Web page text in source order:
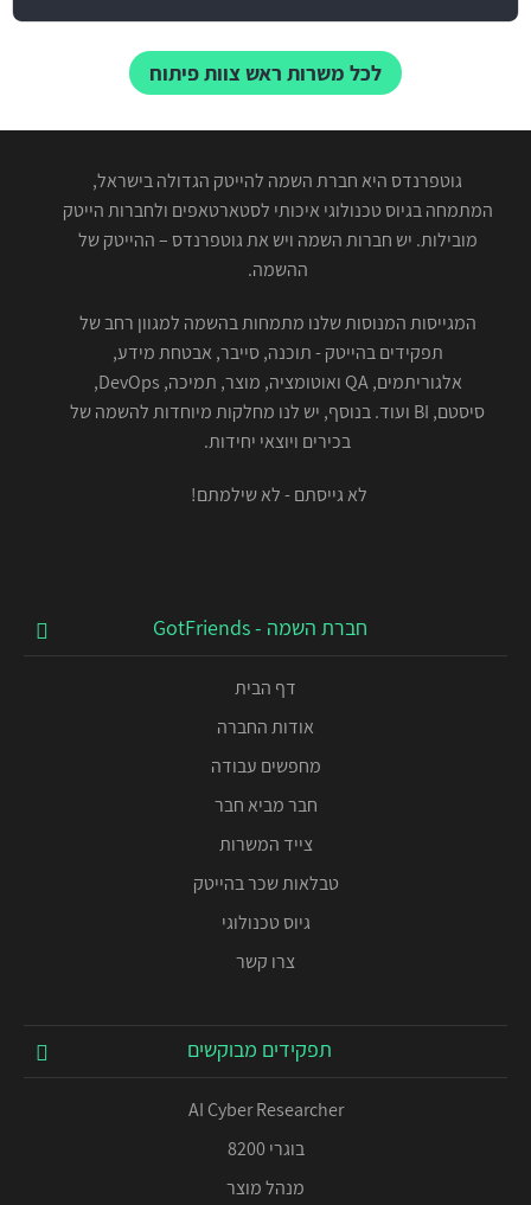
לכל משרות ראש צוות פיתוח
גוטפרנדס היא חברת השמה להייטק הגדולה בישראל,
המתמחה בגיוס טכנולוגי איכותי לסטארטאפים ולחברות הייטק
מובילות. יש חברות השמה ויש את גוטפרנדס – ההייטק של
ההשמה.
המגייסות המנוסות שלנו מתמחות בהשמה למגוון רחב של
תפקידים בהייטק - תוכנה, סייבר, אבטחת מידע,
אלגוריתמים, QA ואוטומציה, מוצר, תמיכה, DevOps,
סיסטם, BI ועוד. בנוסף, יש לנו מחלקות מיוחדות להשמה של
בכירים ויוצאי יחידות.
לא גייסתם - לא שילמתם!
חברת השמה - GotFriends
דף הבית
אודות החברה
מחפשים עבודה
חבר מביא חבר
צייד המשרות
טבלאות שכר בהייטק
גיוס טכנולוגי
צרו קשר
תפקידים מבוקשים
AI Cyber Researcher
בוגרי 8200
מנהל מוצר